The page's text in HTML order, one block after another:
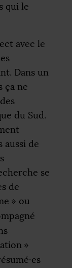
qui le
avec le
Dans un
ça ne
du Sud.
aussi de
se
de
» ou
»
·es